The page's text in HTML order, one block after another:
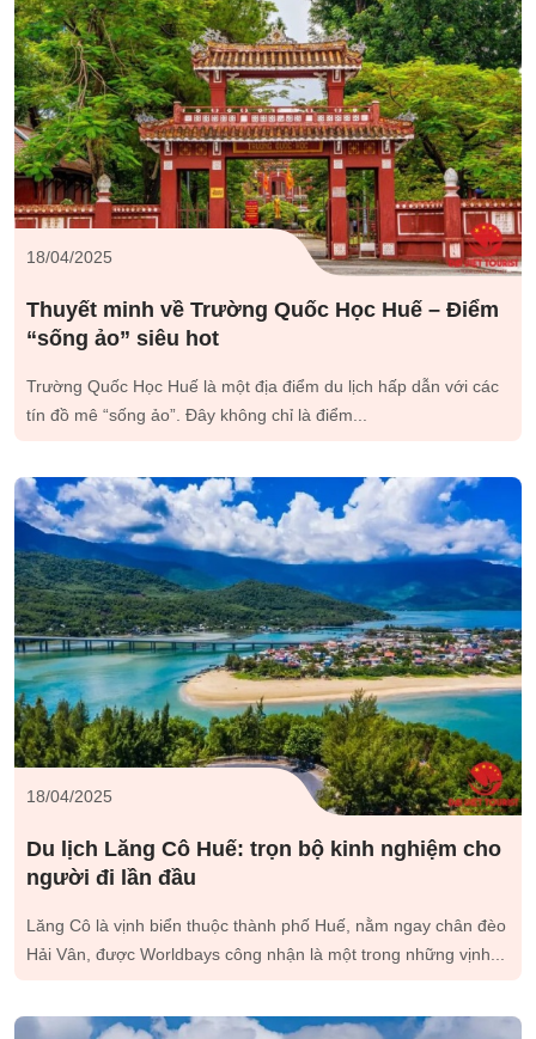
18/04/2025
Thuyết minh về Trường Quốc Học Huế – Điểm
“sống ảo” siêu hot
Trường Quốc Học Huế là một địa điểm du lịch hấp dẫn với các
tín đồ mê “sống ảo”. Đây không chỉ là điểm...
18/04/2025
Du lịch Lăng Cô Huế: trọn bộ kinh nghiệm cho
người đi lần đầu
Lăng Cô là vịnh biển thuộc thành phố Huế, nằm ngay chân đèo
Hải Vân, được Worldbays công nhận là một trong những vịnh...